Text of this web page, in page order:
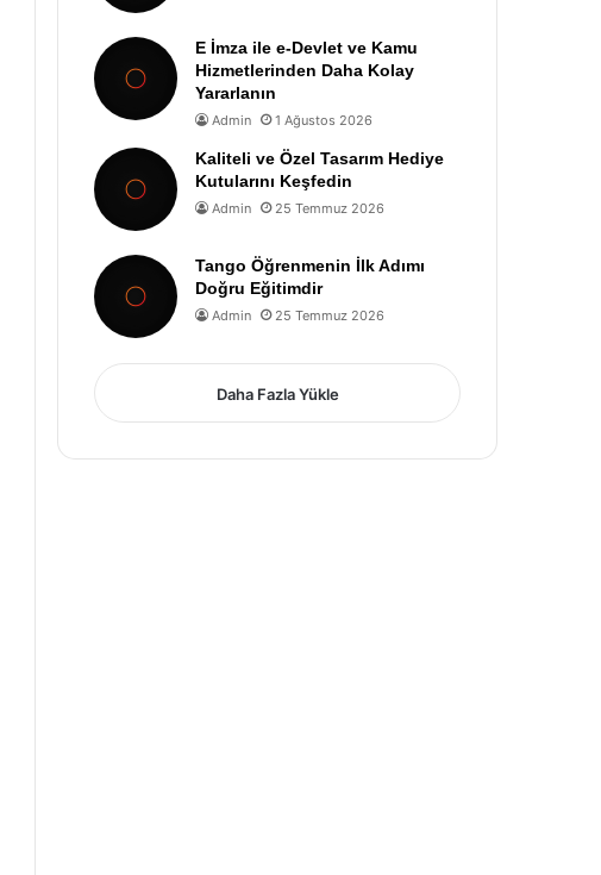
E İmza ile e-Devlet ve Kamu
Hizmetlerinden Daha Kolay
Yararlanın
Admin 1 Ağustos 2026
Kaliteli ve Özel Tasarım Hediye
Kutularını Keşfedin
Admin 25 Temmuz 2026
Tango Öğrenmenin İlk Adımı
Doğru Eğitimdir
Admin 25 Temmuz 2026
Daha Fazla Yükle